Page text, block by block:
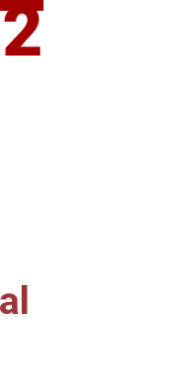
García-